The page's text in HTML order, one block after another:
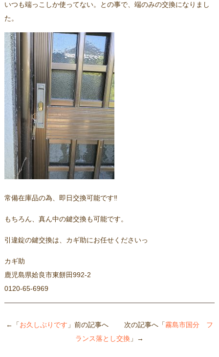
いつも端っこしか使ってない。との事で、端のみの交換になりまし
た。
常備在庫品の為、即日交換可能です‼
もちろん、真ん中の鍵交換も可能です。
引違錠の鍵交換は、カギ助にお任せくださいっ
カギ助
鹿児島県姶良市東餅田992-2
0120-65-6969
←「お久しぶりです 」前の記事へ 次の記事へ「霧島市国分 フ
ランス落とし交換」→